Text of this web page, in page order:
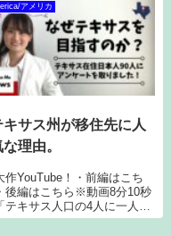
全然写真を撮っていません
た(>_<)Lockwood Distilling
アメリカ
キサス州が移住先に人
理由。
作YouTube！・前編はこち
後編はこちら※動画8分10秒
テキサス人口の4人に一人は
い人」と説明しましたが、